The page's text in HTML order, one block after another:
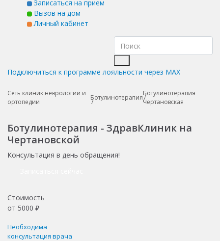
Записаться на прием
Вызов на дом
Личный кабинет
Подключиться к программе лояльности через MAX
Сеть клиник неврологии и
ортопедии
Ботулинотерапия
Ботулинотерапия
Чертановская
Ботулинотерапия - ЗдравКлиник на
Чертановской
Консультация в день обращения!
Стоимость
от 5000 ₽
Необходима
консультация врача